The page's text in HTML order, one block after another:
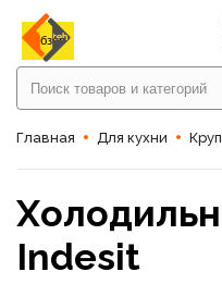
Главная Для кухни
Indesit
Обзор